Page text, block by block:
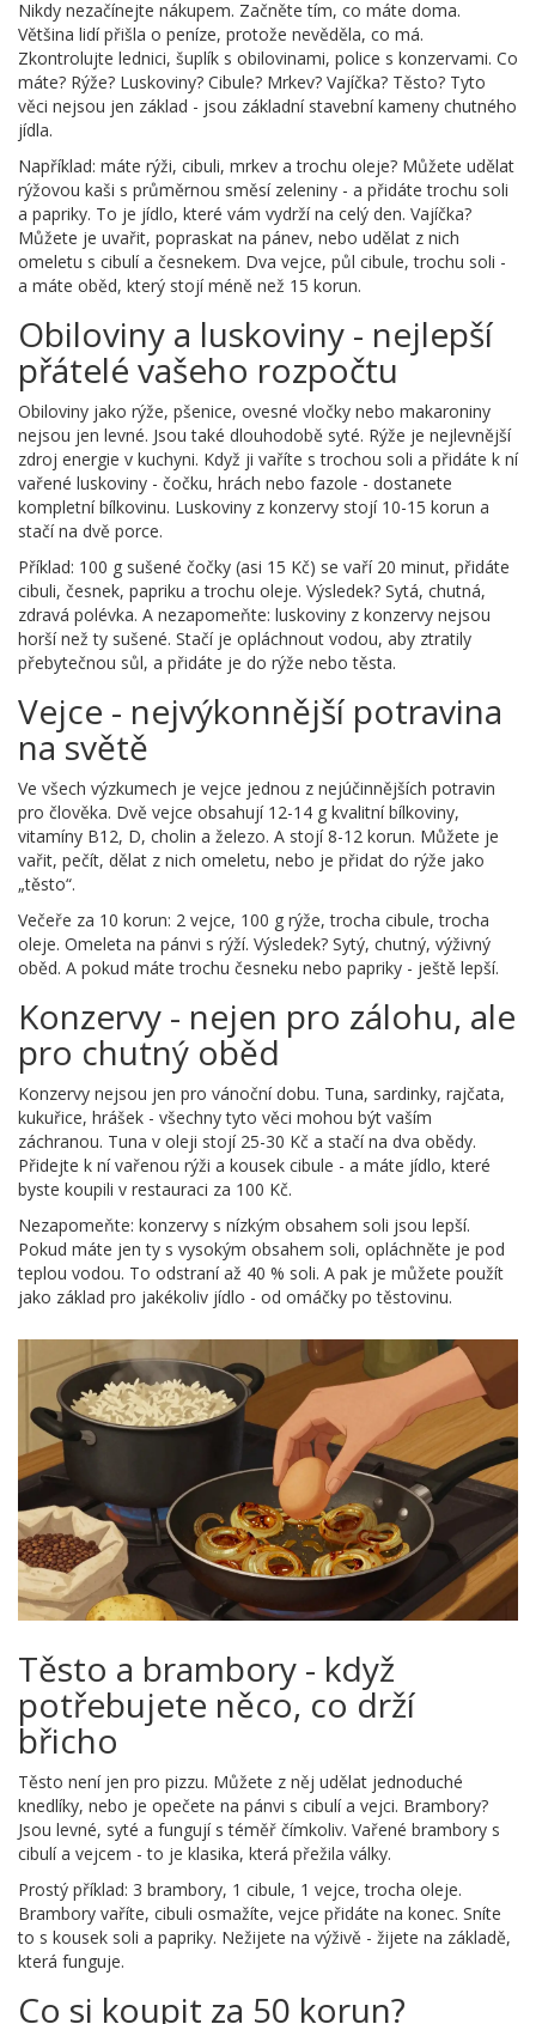
Nikdy nezačínejte nákupem. Začněte tím, co máte doma.
Většina lidí přišla o peníze, protože nevěděla, co má.
Zkontrolujte lednici, šuplík s obilovinami, police s konzervami. Co
máte? Rýže? Luskoviny? Cibule? Mrkev? Vajíčka? Těsto? Tyto
věci nejsou jen základ - jsou základní stavební kameny chutného
jídla.
Například: máte rýži, cibuli, mrkev a trochu oleje? Můžete udělat
rýžovou kaši s průměrnou směsí zeleniny - a přidáte trochu soli
a papriky. To je jídlo, které vám vydrží na celý den. Vajíčka?
Můžete je uvařit, popraskat na pánev, nebo udělat z nich
omeletu s cibulí a česnekem. Dva vejce, půl cibule, trochu soli -
a máte oběd, který stojí méně než 15 korun.
Obiloviny a luskoviny - nejlepší
přátelé vašeho rozpočtu
Obiloviny jako rýže, pšenice, ovesné vločky nebo makaroniny
nejsou jen levné. Jsou také dlouhodobě syté. Rýže je nejlevnější
zdroj energie v kuchyni. Když ji vaříte s trochou soli a přidáte k ní
vařené luskoviny - čočku, hrách nebo fazole - dostanete
kompletní bílkovinu. Luskoviny z konzervy stojí 10-15 korun a
stačí na dvě porce.
Příklad: 100 g sušené čočky (asi 15 Kč) se vaří 20 minut, přidáte
cibuli, česnek, papriku a trochu oleje. Výsledek? Sytá, chutná,
zdravá polévka. A nezapomeňte: luskoviny z konzervy nejsou
horší než ty sušené. Stačí je opláchnout vodou, aby ztratily
přebytečnou sůl, a přidáte je do rýže nebo těsta.
Vejce - nejvýkonnější potravina
na světě
Ve všech výzkumech je vejce jednou z nejúčinnějších potravin
pro člověka. Dvě vejce obsahují 12-14 g kvalitní bílkoviny,
vitamíny B12, D, cholin a železo. A stojí 8-12 korun. Můžete je
vařit, pečít, dělat z nich omeletu, nebo je přidat do rýže jako
„těsto“.
Večeře za 10 korun: 2 vejce, 100 g rýže, trocha cibule, trocha
oleje. Omeleta na pánvi s rýží. Výsledek? Sytý, chutný, výživný
oběd. A pokud máte trochu česneku nebo papriky - ještě lepší.
Konzervy - nejen pro zálohu, ale
pro chutný oběd
Konzervy nejsou jen pro vánoční dobu. Tuna, sardinky, rajčata,
kukuřice, hrášek - všechny tyto věci mohou být vaším
záchranou. Tuna v oleji stojí 25-30 Kč a stačí na dva obědy.
Přidejte k ní vařenou rýži a kousek cibule - a máte jídlo, které
byste koupili v restauraci za 100 Kč.
Nezapomeňte: konzervy s nízkým obsahem soli jsou lepší.
Pokud máte jen ty s vysokým obsahem soli, opláchněte je pod
teplou vodou. To odstraní až 40 % soli. A pak je můžete použít
jako základ pro jakékoliv jídlo - od omáčky po těstovinu.
Těsto a brambory - když
potřebujete něco, co drží
břicho
Těsto není jen pro pizzu. Můžete z něj udělat jednoduché
knedlíky, nebo je opečete na pánvi s cibulí a vejci. Brambory?
Jsou levné, syté a fungují s téměř čímkoliv. Vařené brambory s
cibulí a vejcem - to je klasika, která přežila války.
Prostý příklad: 3 brambory, 1 cibule, 1 vejce, trocha oleje.
Brambory vaříte, cibuli osmažíte, vejce přidáte na konec. Sníte
to s kousek soli a papriky. Nežijete na výživě - žijete na základě,
která funguje.
Co si koupit za 50 korun?